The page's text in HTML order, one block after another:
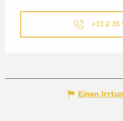
+33 2 35
Einen